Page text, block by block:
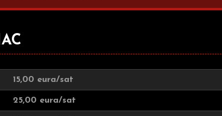
15,00 eura/sat
25,00 eura/sat